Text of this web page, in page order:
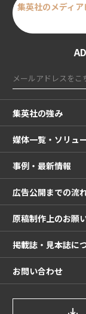
集英社のメディ
集英社の強み
媒体一覧・ソリュ
事例・最新情報
広告公開までの流
原稿制作上のお願
掲載誌・見本誌に
お問い合わせ